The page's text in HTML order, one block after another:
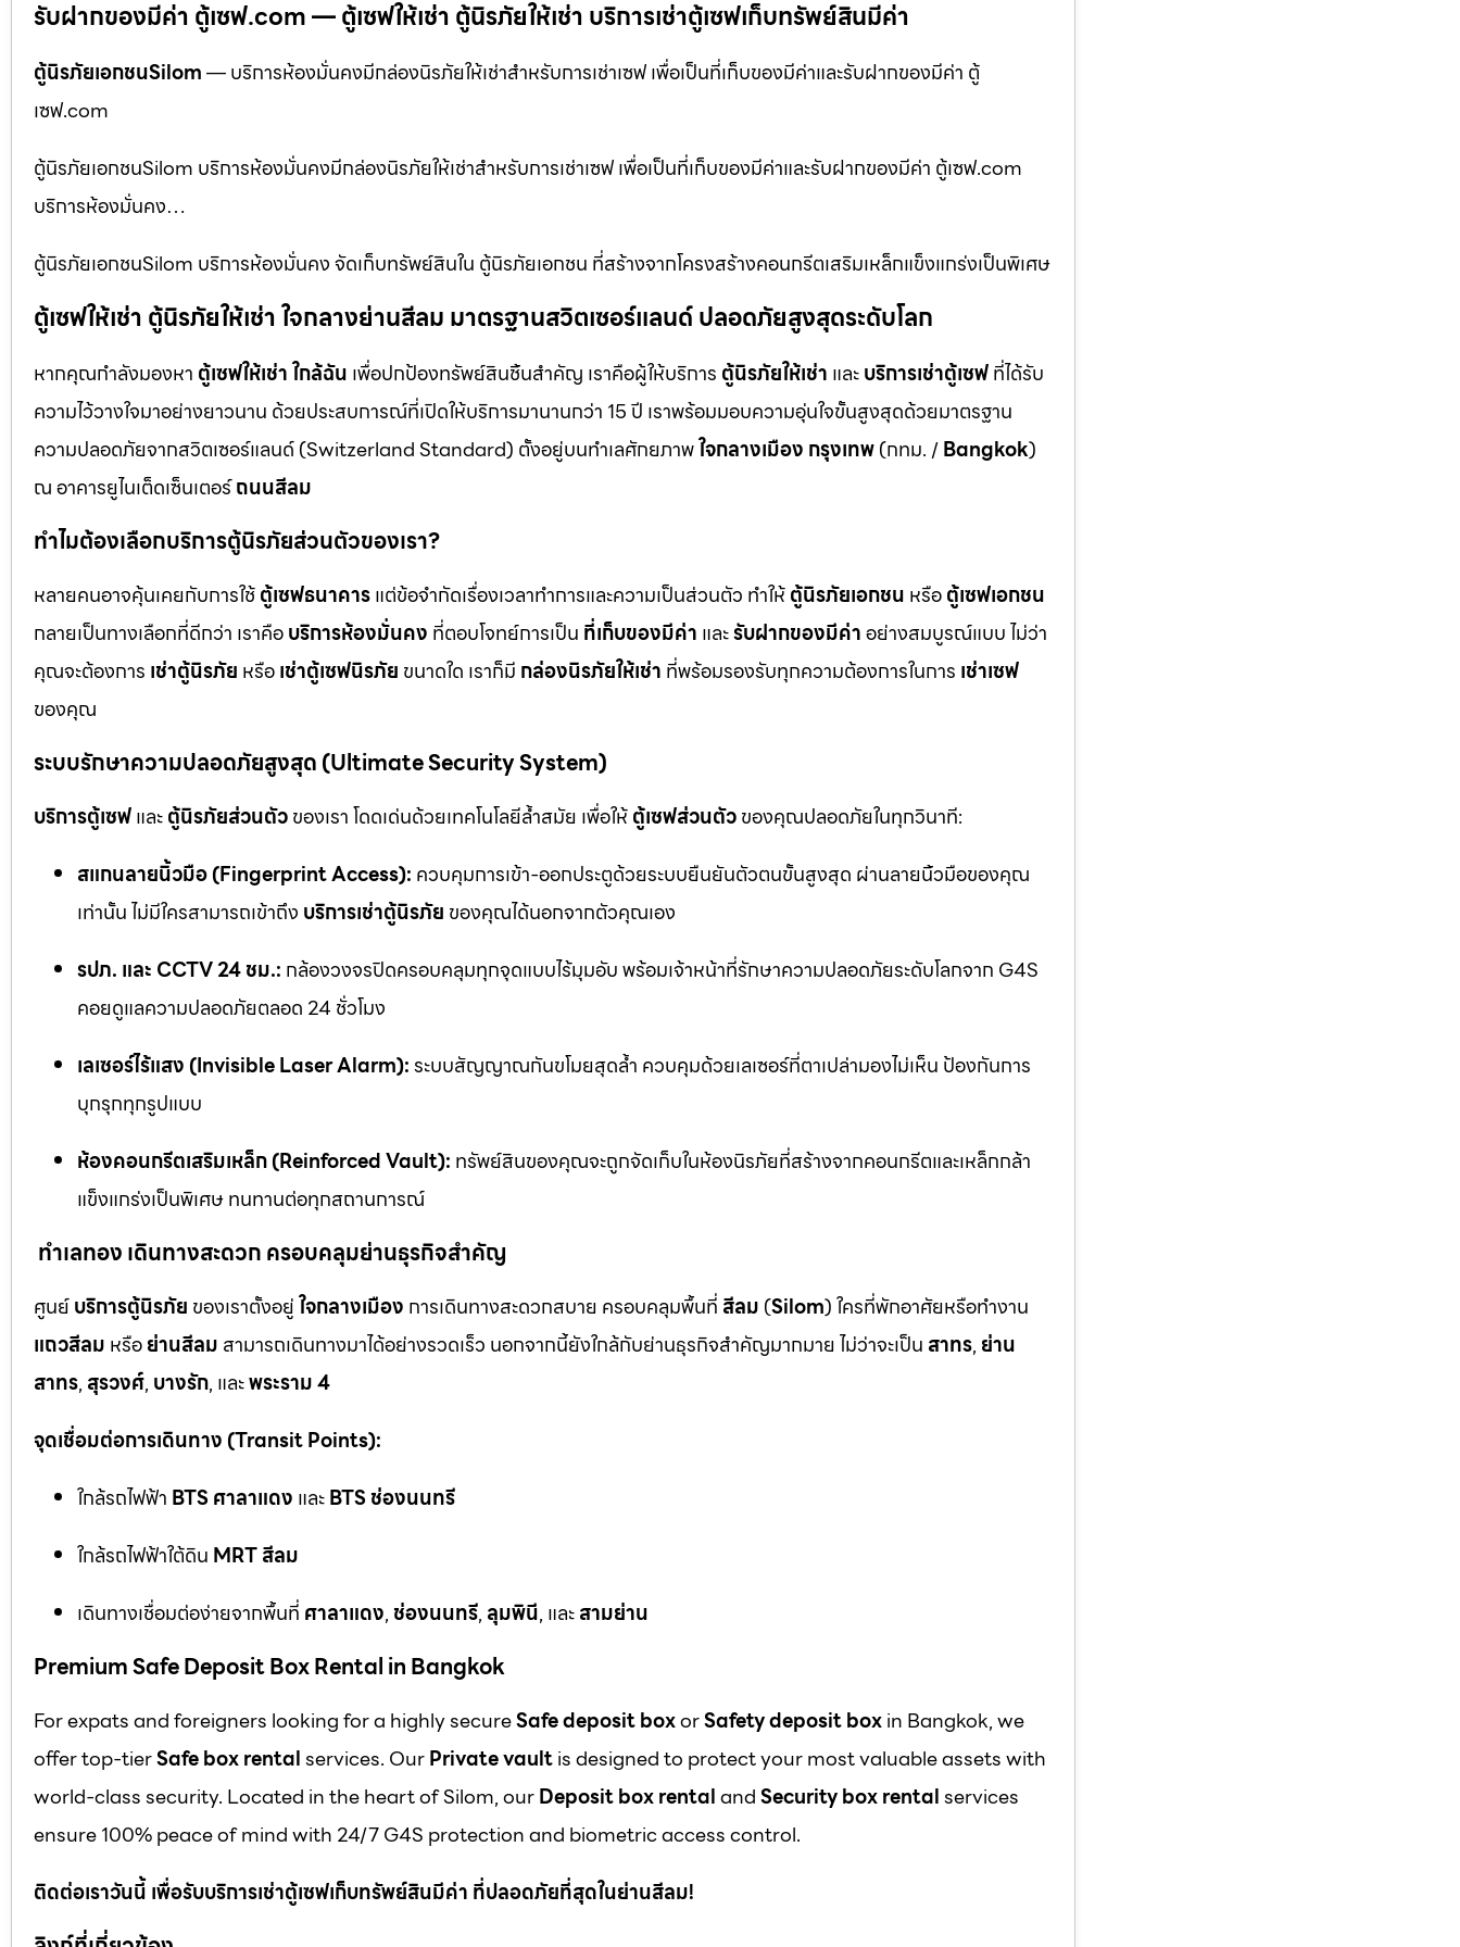
รับฝากของมีค่า ตู้เซฟ.com — ตู้เซฟให้เช่า ตู้นิรภัยให้เช่า บริการเช่าตู้เซฟเก็บทรัพย์สินมีค่า
ตู้นิรภัยเอกชนSilom— บริการห้องมั่นคงมีกล่องนิรภัยให้เช่าสำหรับการเช่าเซฟ เพื่อเป็นที่เก็บของมีค่าและรับฝากของมีค่า ตู้
เซฟ.com
ตู้นิรภัยเอกชนSilom บริการห้องมั่นคงมีกล่องนิรภัยให้เช่าสำหรับการเช่าเซฟ เพื่อเป็นที่เก็บของมีค่าและรับฝากของมีค่า ตู้เซฟ.com
บริการห้องมั่นคง…
ตู้นิรภัยเอกชนSilom บริการห้องมั่นคง จัดเก็บทรัพย์สินใน ตู้นิรภัยเอกชน ที่สร้างจากโครงสร้างคอนกรีตเสริมเหล็กแข็งแกร่งเป็นพิเศษ
ตู้เซฟให้เช่า ตู้นิรภัยให้เช่า ใจกลางย่านสีลม มาตรฐานสวิตเซอร์แลนด์ ปลอดภัยสูงสุดระดับโลก
หากคุณกำลังมองหา ตู้เซฟให้เช่า ใกล้ฉัน เพื่อปกป้องทรัพย์สินชิ้นสำคัญ เราคือผู้ให้บริการ ตู้นิรภัยให้เช่า และบริการเช่าตู้เซฟที่ได้รับ
ความไว้วางใจมาอย่างยาวนาน ด้วยประสบการณ์ที่เปิดให้บริการมานานกว่า 15 ปี เราพร้อมมอบความอุ่นใจขั้นสูงสุดด้วยมาตรฐาน
ความปลอดภัยจากสวิตเซอร์แลนด์ (Switzerland Standard) ตั้งอยู่บนทำเลศักยภาพใจกลางเมือง กรุงเทพ(กทม. /Bangkok)
ณ อาคารยูไนเต็ดเซ็นเตอร์ถนนสีลม
ทำไมต้องเลือกบริการตู้นิรภัยส่วนตัวของเรา?
หลายคนอาจคุ้นเคยกับการใช้ตู้เซฟธนาคารแต่ข้อจำกัดเรื่องเวลาทำการและความเป็นส่วนตัว ทำให้ตู้นิรภัยเอกชน หรือตู้เซฟเอกชน
กลายเป็นทางเลือกที่ดีกว่า เราคือบริการห้องมั่นคง ที่ตอบโจทย์การเป็น ที่เก็บของมีค่า และรับฝากของมีค่าอย่างสมบูรณ์แบบ ไม่ว่า
คุณจะต้องการ เช่าตู้นิรภัย หรือเช่าตู้เซฟนิรภัย ขนาดใด เราก็มี กล่องนิรภัยให้เช่า ที่พร้อมรองรับทุกความต้องการในการ เช่าเซฟ
ของคุณ
ระบบรักษาความปลอดภัยสูงสุด (Ultimate Security System)
บริการตู้เซฟและตู้นิรภัยส่วนตัวของเรา โดดเด่นด้วยเทคโนโลยีล้ำสมัย เพื่อให้ตู้เซฟส่วนตัวของคุณปลอดภัยในทุกวินาที:
สแกนลายนิ้วมือ (Fingerprint Access): ควบคุมการเข้า-ออกประตูด้วยระบบยืนยันตัวตนขั้นสูงสุด ผ่านลายนิ้วมือของคุณ
เท่านั้น ไม่มีใครสามารถเข้าถึง บริการเช่าตู้นิรภัย ของคุณได้นอกจากตัวคุณเอง
รปภ. และ CCTV 24 ชม.: กล้องวงจรปิดครอบคลุมทุกจุดแบบไร้มุมอับ พร้อมเจ้าหน้าที่รักษาความปลอดภัยระดับโลกจาก G4S
คอยดูแลความปลอดภัยตลอด 24 ชั่วโมง
เลเซอร์ไร้แสง (Invisible Laser Alarm):ระบบสัญญาณกันขโมยสุดล้ำ ควบคุมด้วยเลเซอร์ที่ตาเปล่ามองไม่เห็น ป้องกันการ
บุกรุกทุกรูปแบบ
ห้องคอนกรีตเสริมเหล็ก (Reinforced Vault): ทรัพย์สินของคุณจะถูกจัดเก็บในห้องนิรภัยที่สร้างจากคอนกรีตและเหล็กกล้า
แข็งแกร่งเป็นพิเศษ ทนทานต่อทุกสถานการณ์
ทำเลทอง เดินทางสะดวก ครอบคลุมย่านธุรกิจสำคัญ
ศูนย์บริการตู้นิรภัย ของเราตั้งอยู่ใจกลางเมือง การเดินทางสะดวกสบาย ครอบคลุมพื้นที่ สีลม (Silom) ใครที่พักอาศัยหรือทำงาน
แถวสีลม หรือย่านสีลม สามารถเดินทางมาได้อย่างรวดเร็ว นอกจากนี้ยังใกล้กับย่านธุรกิจสำคัญมากมาย ไม่ว่าจะเป็น สาทร, ย่าน
สาทร, สุรวงศ์, บางรัก, และพระราม 4
จุดเชื่อมต่อการเดินทาง (Transit Points):
ใกล้รถไฟฟ้า BTS ศาลาแดง และBTS ช่องนนทรี
ใกล้รถไฟฟ้าใต้ดิน MRT สีลม
เดินทางเชื่อมต่อง่ายจากพื้นที่ ศาลาแดง, ช่องนนทรี, ลุมพินี, และสามย่าน
Premium Safe Deposit Box Rental in Bangkok
For expats and foreigners looking for a highly secureSafe deposit boxorSafety deposit boxin Bangkok, we
offer top-tierSafe box rentalservices. OurPrivate vaultis designed to protect your most valuable assets with
world-class security. Located in the heart of Silom, ourDeposit box rentalandSecurity box rentalservices
ensure 100% peace of mind with 24/7 G4S protection and biometric access control.
ติดต่อเราวันนี้ เพื่อรับบริการเช่าตู้เซฟเก็บทรัพย์สินมีค่า ที่ปลอดภัยที่สุดในย่านสีลม!